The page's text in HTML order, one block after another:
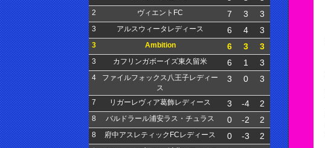
2 ヴィエントFC 7 3 3
3 アルスウィータレディース 6 4 3
3 Ambition 6 3 3
3 カフリンガボーイズ東久留米 6 1 3
4
ファイルフォックス八王子レディー
ス
3 0 3
7 リガーレヴィア葛飾レディース 3 -4 2
8 バルドラール浦安ラス・チュラス 0 -2 2
8 府中アスレティックFCレディース 0 -3 2